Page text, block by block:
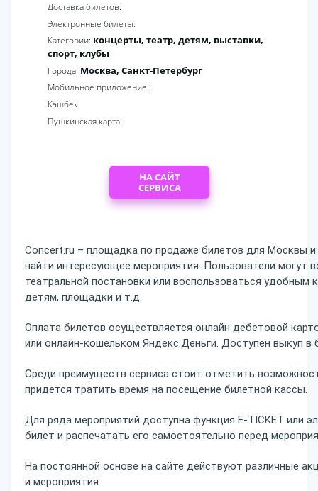
Доставка билетов:
Электронные билеты:
Категории: концерты, театр, детям, выставки,
спорт, клубы
Города: Москва, Санкт-Петербург
Мобильное приложение:
Кэшбек:
Пушкинская карта:
НА САЙТ
СЕРВИСА
Concert.ru – площадка по продаже билетов для Москвы
найти интересующее мероприятия. Пользователи могут
театральной постановки или воспользоваться удобным
детям, площадки и т.д.
Оплата билетов осуществляется онлайн дебетовой
или онлайн-кошельком Яндекс.Деньги. Доступен выкуп в
Среди преимуществ сервиса стоит отметить
придется тратить время на посещение билетной кассы.
Для ряда мероприятий доступна функция E-TICKET или
билет и распечатать его самостоятельно перед
На постоянной основе на сайте действуют различные
и мероприятия.